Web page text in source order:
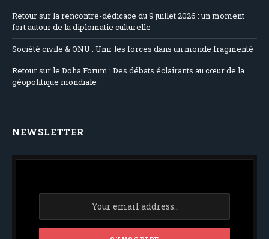
Retour sur la rencontre-dédicace du 9 juillet 2026 : un moment
fort autour de la diplomatie culturelle
Société civile & ONU : Unir les forces dans un monde fragmenté
Retour sur le Doha Forum : Des débats éclairants au cœur de la
géopolitique mondiale
NEWSLETTER